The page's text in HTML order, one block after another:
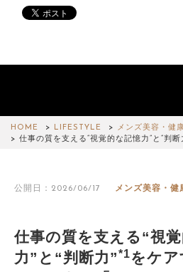
HOME LIFESTYLE
メンズ美容・健
仕事の質を支える“視覚的な記憶力”と“判断
公開日：2026/06/17 メンズ美容・健
仕事の質を支える“視
力”と“判断力”*1をケア